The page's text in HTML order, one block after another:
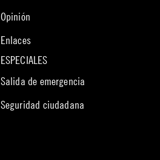
Opinión
Enlaces
ESPECIALES
Salida de emergencia
Seguridad ciudadana